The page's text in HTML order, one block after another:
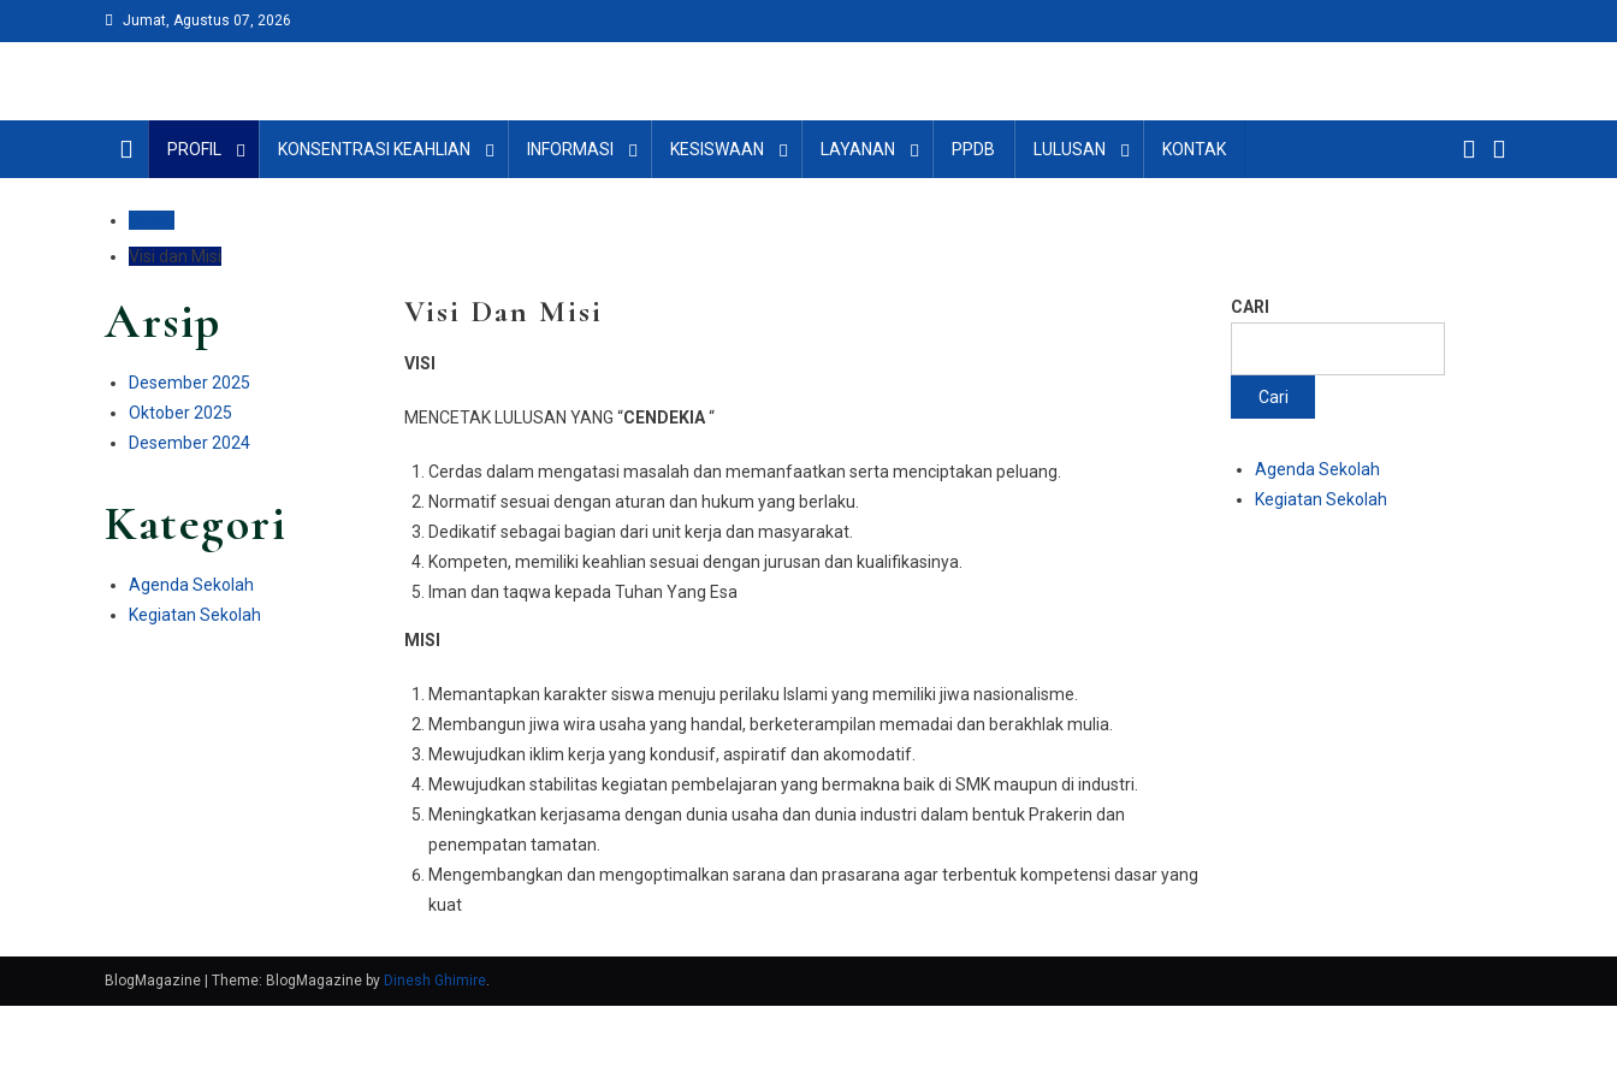
Skip to content Jumat, Agustus 07, 2026
PROFIL KONSENTRASI KEAHLIAN INFORMASI KESISWAAN LAYANAN PPDB LULUSAN KONTAK
Visi dan Misi
Visi Dan Misi
VISI
MENCETAK LULUSAN YANG “CENDEKIA“
Cerdas dalam mengatasi masalah dan memanfaatkan serta menciptakan peluang.
Normatif sesuai dengan aturan dan hukum yang berlaku.
Dedikatif sebagai bagian dari unit kerja dan masyarakat.
Kompeten, memiliki keahlian sesuai dengan jurusan dan kualifikasinya.
Iman dan taqwa kepada Tuhan Yang Esa
MISI
Memantapkan karakter siswa menuju perilaku Islami yang memiliki jiwa nasionalisme.
Membangun jiwa wira usaha yang handal, berketerampilan memadai dan berakhlak mulia.
Mewujudkan iklim kerja yang kondusif, aspiratif dan akomodatif.
Mewujudkan stabilitas kegiatan pembelajaran yang bermakna baik di SMK maupun di industri.
Meningkatkan kerjasama dengan dunia usaha dan dunia industri dalam bentuk Prakerin dan
penempatan tamatan.
Mengembangkan dan mengoptimalkan sarana dan prasarana agar terbentuk kompetensi dasar yang
kuat
Arsip
Desember 2025
Oktober 2025
Desember 2024
Kategori
Agenda Sekolah
Kegiatan Sekolah
CARI
Cari
Agenda Sekolah
Kegiatan Sekolah
BlogMagazine Theme: BlogMagazine by Dinesh Ghimire.